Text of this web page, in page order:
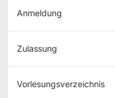
Anmeldung
Zulassung
Vorlesungsverzeichnis